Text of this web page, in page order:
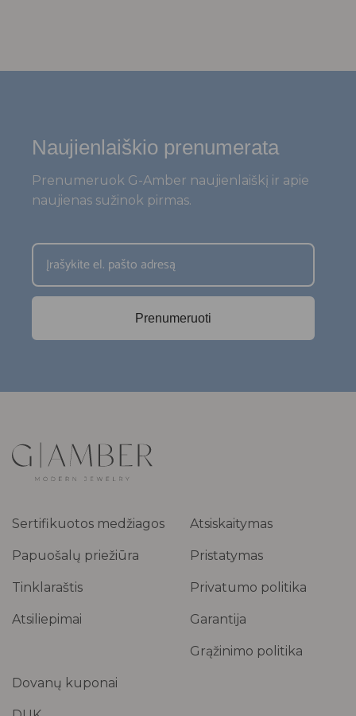
Sertifikuotos medžiagos
Papuošalų priežiūra
Tinklaraštis
Atsiliepimai
Atsiskaitymas
Pristatymas
Privatumo politika
Garantija
Grąžinimo politika
Dovanų kuponai
Naujienlaiškio prenumerata
Prenumeruok G-Amber naujienlaiškį ir apie
naujienas sužinok pirmas.
Prenumeruoti